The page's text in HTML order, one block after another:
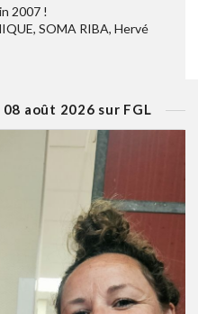
2007 !
SOMA RIBA, Hervé
août 2026 sur FGL